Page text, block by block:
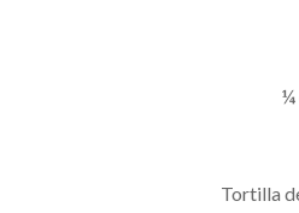
¼
Tortilla